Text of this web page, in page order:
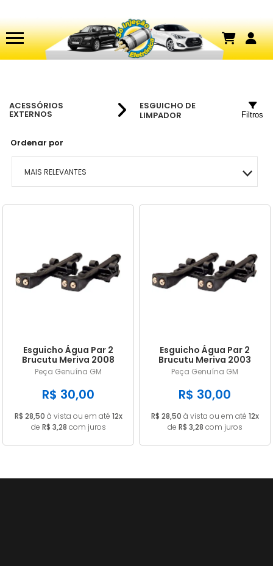
ACESSÓRIOS
EXTERNOS
ESGUICHO DE
LIMPADOR
Ordenar por
MAIS RELEVANTES
MAIS VENDIDOS
MAIOR PREÇO
Filtros
Esguicho Água Par 2
Brucutu Meriva 2008
2009 2010 1011 2012 GM
Peça Genuína GM
R$ 30,00
R$ 28,50 à vista ou em até 12x
de R$ 3,28 com juros
Esguicho Água Par 2
Brucutu Meriva 2003
2004 2005 2006 2007
GM 93397661
Peça Genuína GM
R$ 30,00
R$ 28,50 à vista ou em até 12x
de R$ 3,28 com juros